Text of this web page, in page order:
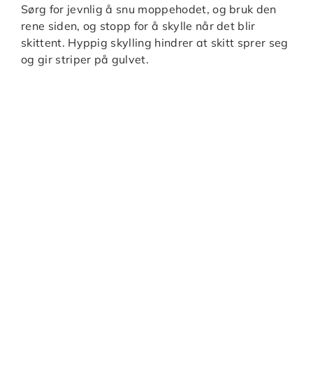
Sørg for jevnlig å snu moppehodet, og bruk den
rene siden, og stopp for å skylle når det blir
skittent. Hyppig skylling hindrer at skitt sprer seg
og gir striper på gulvet.